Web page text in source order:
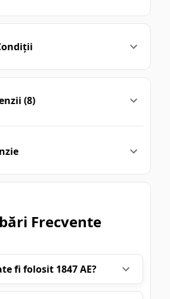
(8)
Frecvente
fi folosit 1847 AE?